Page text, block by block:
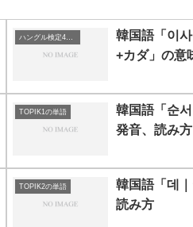
韓国語「이
+カダ」の意
TOPIK1の単語
韓国語「순
発音、読み方
TOPIK2の単語
韓国語「데
読み方